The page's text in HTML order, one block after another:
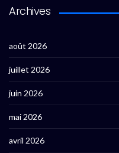
Archives
août 2026
juillet 2026
juin 2026
mai 2026
avril 2026